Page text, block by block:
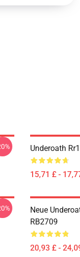
Underoath
15,71 £ -
Neue
RB2709
20,93 £ -